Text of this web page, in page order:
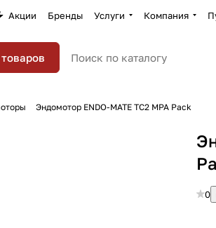
Акции Бренды Услуги Компания
Эндомотор ENDO-MATE TC2 MPA Pack
0